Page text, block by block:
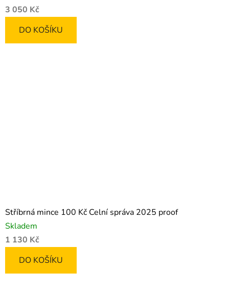
3 050 Kč
DO KOŠÍKU
Stříbrná mince 100 Kč Celní správa 2025 proof
Skladem
1 130 Kč
DO KOŠÍKU